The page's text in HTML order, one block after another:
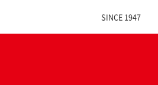
SINCE 1947